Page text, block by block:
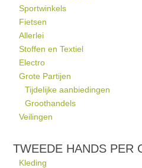
Sportwinkels
Fietsen
Allerlei
Stoffen en Textiel
Electro
Grote Partijen
Tijdelijke aanbiedingen
Groothandels
Veilingen
TWEEDE HANDS PER
Kleding